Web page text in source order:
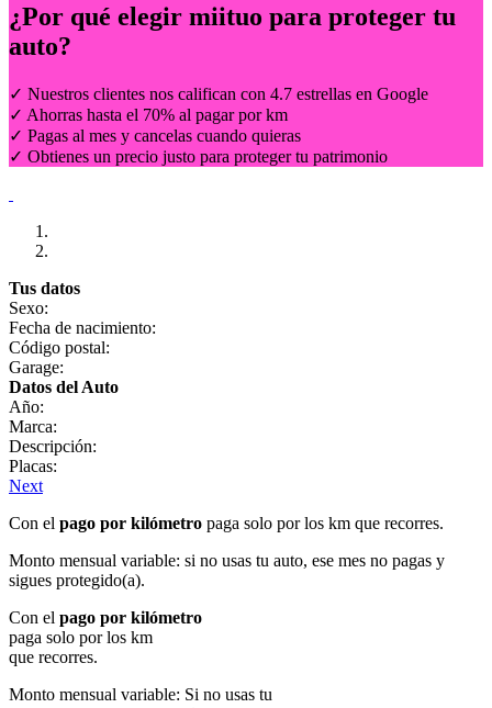
¿Por qué elegir miituo para proteger tu
auto?
✓ Nuestros clientes nos califican con 4.7 estrellas en Google
✓ Ahorras hasta el 70% al pagar por km
✓ Pagas al mes y cancelas cuando quieras
✓ Obtienes un precio justo para proteger tu patrimonio
Tus datos
Sexo:
Fecha de nacimiento:
Código postal:
Garage:
Datos del Auto
Año:
Marca:
Descripción:
Placas:
Next
Con el pago por kilómetro paga solo por los km que recorres.
Monto mensual variable: si no usas tu auto, ese mes no pagas y
sigues protegido(a).
Con el pago por kilómetro
paga solo por los km
que recorres.
Monto mensual variable: Si no usas tu